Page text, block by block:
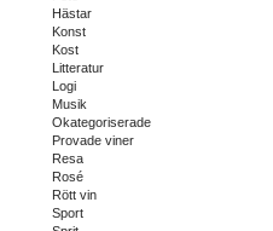
Hästar
Konst
Kost
Litteratur
Logi
Musik
Okategoriserade
Provade viner
Resa
Rosé
Rött vin
Sport